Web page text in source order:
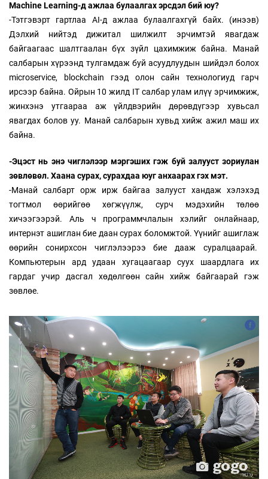
Machine Learning-д ажлаа булаалгах эрсдэл бий юу?
-Тэтгэвэрт гартлаа AI-д ажлаа булаалгахгүй байх. (инээв)
Дэлхий нийтэд дижитал шилжилт эрчимтэй явагдаж
байгаагаас шалтгаалан бүх зүйл цахимжиж байна. Манай
салбарын хүрээнд тулгамдаж буй асуудлуудын шийдэл болох
microservice, blockchain гээд олон сайн технологиуд гарч
ирсээр байна. Ойрын 10 жилд IT салбар улам илүү эрчимжиж,
жинхэнэ утгаараа аж үйлдвэрийн дөрөвдүгээр хувьсал
явагдах болов уу. Манай салбарын хувьд хийж ажил маш их
байна.
-Эцэст нь энэ чиглэлээр мэргэших гэж буй залууст зориулан
зөвлөвөл. Хаана сурах, сурахдаа юуг анхаарах гэх мэт.
-Манай салбарт орж ирж байгаа залууст хандаж хэлэхэд
тогтмол өөрийгөө хөгжүүлж, сурч мэдэхийн төлөө
хичээгээрэй. Аль ч программчлалын хэлийг онлайнаар,
интернэт ашиглан бие даан сурах боломжтой. Үүнийг ашиглаж
өөрийн сонирхсон чиглэлээрээ бие дааж суралцаарай.
Компьютерын ард удаан хугацаагаар суух шаардлага их
гардаг учир дасгал хөдөлгөөн сайн хийж байгаарай гэж
зөвлөе.